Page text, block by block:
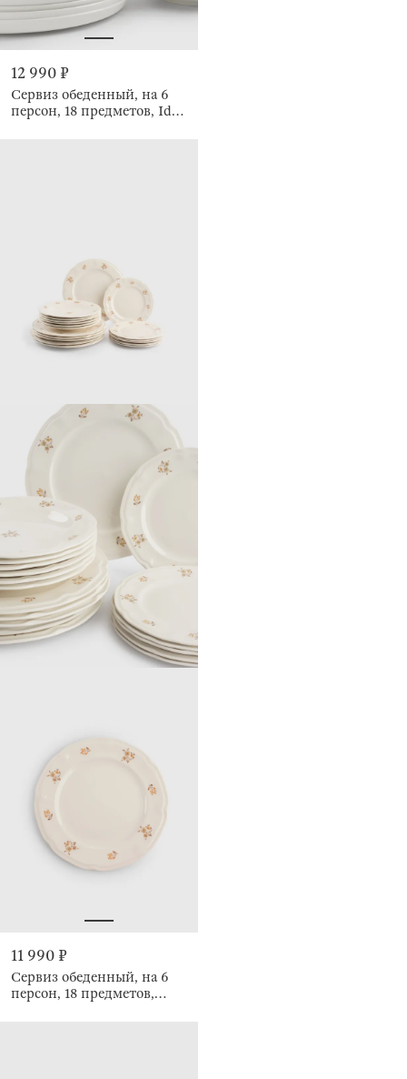
12 990 ₽
Сервиз обеденный, на 6
персон, 18 предметов, Ideal
11 990 ₽
Сервиз обеденный, на 6
персон, 18 предметов,